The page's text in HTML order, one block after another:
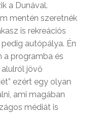
a Dunával.
mentén szeretnék
is rekreációs
autópálya. Én
programba és
jövő
ezért egy olyan
ami magában
médiát is